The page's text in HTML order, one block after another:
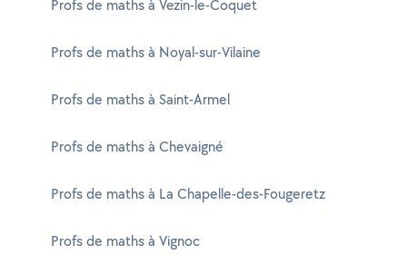
Profs de maths à Vezin-le-Coquet
Profs de maths à Noyal-sur-Vilaine
Profs de maths à Saint-Armel
Profs de maths à Chevaigné
Profs de maths à La Chapelle-des-Fougeretz
Profs de maths à Vignoc